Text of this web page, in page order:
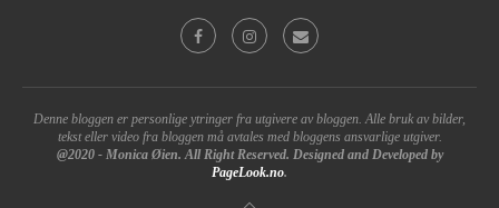
Denne bloggen er personlige ytringer fra utgivere av bloggen. Alle bruk av bilder,
tekst eller video fra bloggen må avtales med bloggens ansvarlige utgiver.
@2020 - Monica Øien. All Right Reserved. Designed and Developed by
PageLook.no.